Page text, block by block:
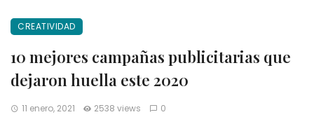
CREATIVIDAD
10 mejores campañas publicitarias que
dejaron huella este 2020
11 enero, 2021 2538 views 0